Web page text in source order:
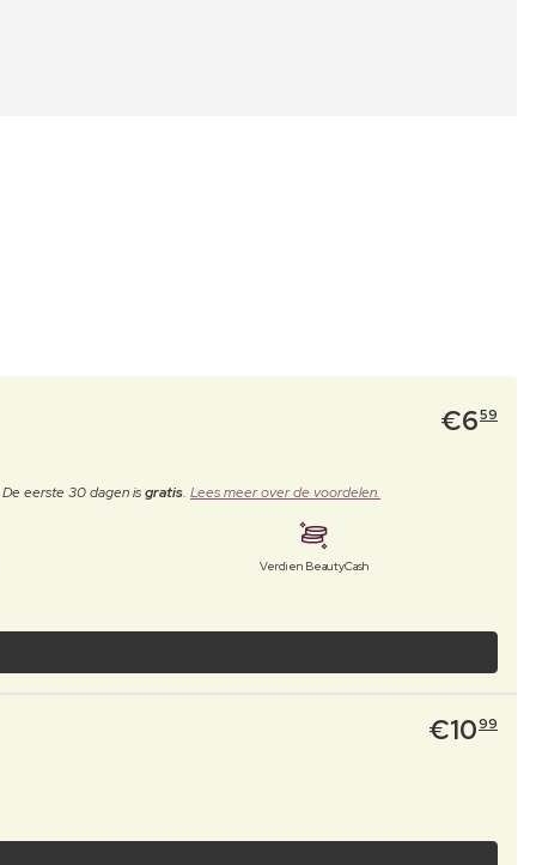
€659
De eerste 30 dagen isgratis. Lees meer over de voordelen.
Verdien BeautyCash
€1099